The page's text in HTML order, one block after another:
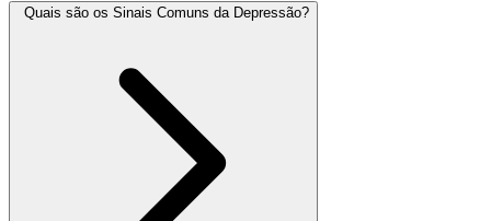
Quais são os Sinais Comuns da Depressão?